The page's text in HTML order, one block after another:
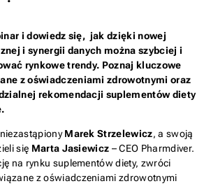
i dowiedz się, jak dzięki nowej
i synergii danych można szybciej i
rynkowe trendy. Poznaj kluczowe
z oświadczeniami zdrowotnymi oraz
rekomendacji suplementów diety
Marek Strzelewicz, a swoją
się Marta Jasiewicz – CEO Pharmdiver.
na rynku suplementów diety, zwróci
z oświadczeniami zdrowotnymi